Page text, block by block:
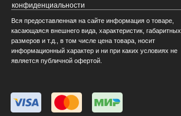
конфиденциальности
Вся предоставленная на сайте информация о товаре,
касающаяся внешнего вида, характеристик, габаритных
размеров и т.д., в том числе цена товара, носит
информационный характер и ни при каких условиях не
является публичной офертой.